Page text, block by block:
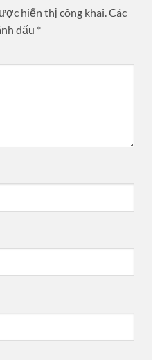
hiển thị công khai.Các
dấu *